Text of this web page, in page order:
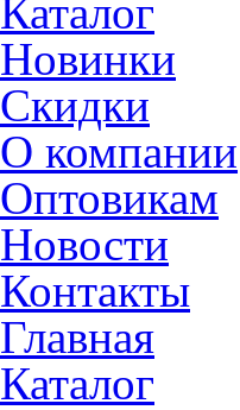
Каталог
Новинки
Скидки
О компании
Оптовикам
Новости
Контакты
Главная
Каталог